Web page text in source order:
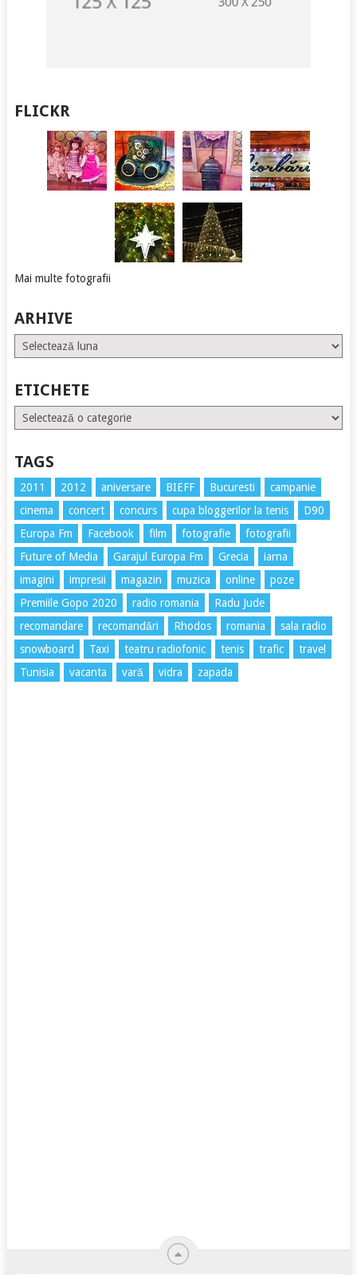
FLICKR
Mai multe fotografii
ARHIVE
Arhive
ETICHETE
Etichete
TAGS
2011 2012 aniversare BIEFF Bucuresti
campanie
cinema
concert concurs cupa bloggerilor la tenis
D90
Europa Fm
Facebook film fotografie
fotografii
Future of Media
Garajul Europa Fm Grecia
iarna
imagini
impresii magazin muzica online
poze
Premiile Gopo 2020
radio romania
Radu Jude
recomandare
recomandări Rhodos romania
sala radio
snowboard
Taxi teatru radiofonic tenis trafic
travel
Tunisia
vacanta vară vidra zapada